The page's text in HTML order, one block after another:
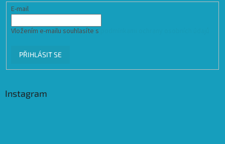
E-mail
Vložením e-mailu souhlasíte s
PŘIHLÁSIT SE
Instagram